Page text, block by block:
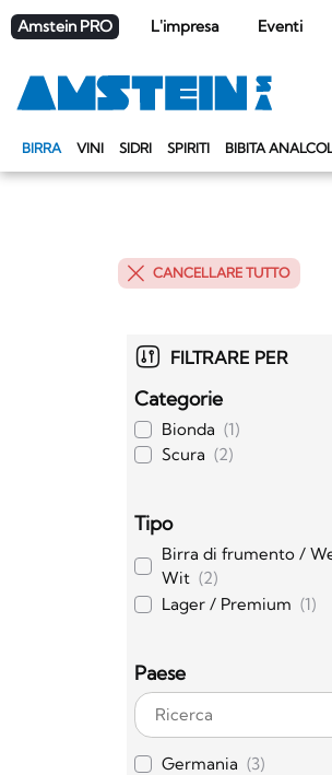
Amstein PRO L'impresa Eventi
BIRRA VINI SIDRI SPIRITI BIBITA
CANCELLARE TUTTO
FILTRARE PER
Categorie
Bionda (1)
Scura (2)
Tipo
Birra di frumento /
Wit (2)
Lager / Premium (1)
Paese
Germania (3)